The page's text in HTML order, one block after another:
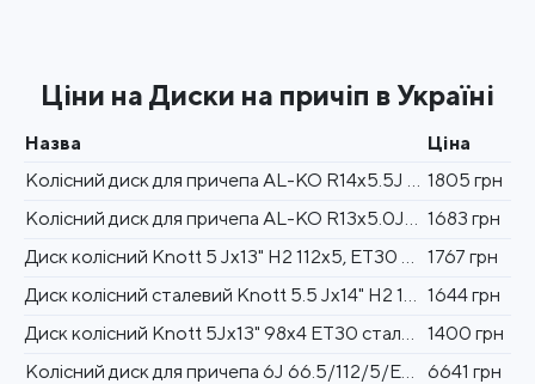
Ціни на Диски на причіп в Україні
Назва
Ціна
1805 грн
1683 грн
1767 грн
1644 грн
1400 грн
6641 грн